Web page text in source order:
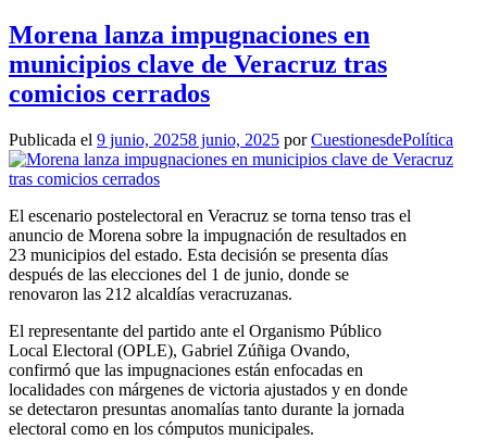
Morena lanza impugnaciones en
municipios clave de Veracruz tras
comicios cerrados
Publicada el 9 junio, 20258 junio, 2025 porCuestionesdePolítica
El escenario postelectoral en Veracruz se torna tenso tras el
anuncio de Morena sobre la impugnación de resultados en
23 municipios del estado. Esta decisión se presenta días
después de las elecciones del 1 de junio, donde se
renovaron las 212 alcaldías veracruzanas.
El representante del partido ante el Organismo Público
Local Electoral (OPLE), Gabriel Zúñiga Ovando,
confirmó que las impugnaciones están enfocadas en
localidades con márgenes de victoria ajustados y en donde
se detectaron presuntas anomalías tanto durante la jornada
electoral como en los cómputos municipales.